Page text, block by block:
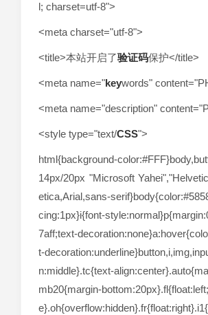
l; charset=utf-8">
<meta charset="utf-8">
<title>本站开启了验证码保护</title>
<meta name="keywords"
<meta name="description"
<style type="text/CSS">
html{background-
14px/20px "Microsoft
etica,Arial,sans-
cing:1px}i{font-
7aff;text-
t-
n:middle}.tc{text-
mb20{margin-